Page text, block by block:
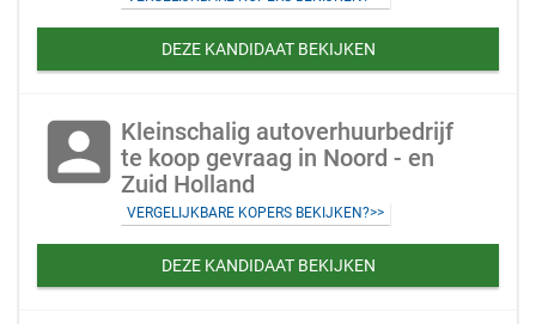
DEZE KANDIDAAT BEKIJKEN
account_box Kleinschalig autoverhuurbedrijf
te koop gevraag in Noord - en
Zuid Holland
VERGELIJKBARE KOPERS BEKIJKEN?>>
DEZE KANDIDAAT BEKIJKEN